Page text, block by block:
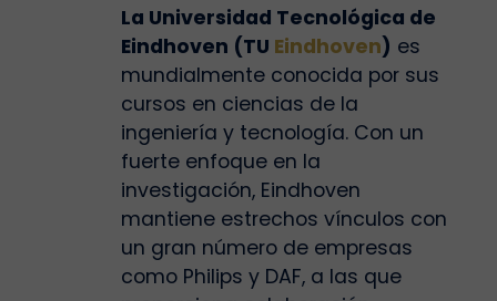
La Universidad Tecnológica de
Eindhoven (TU Eindhoven) es
mundialmente conocida por sus
cursos en ciencias de la
ingeniería y tecnología. Con un
fuerte enfoque en la
investigación, Eindhoven
mantiene estrechos vínculos con
un gran número de empresas
como Philips y DAF, a las que